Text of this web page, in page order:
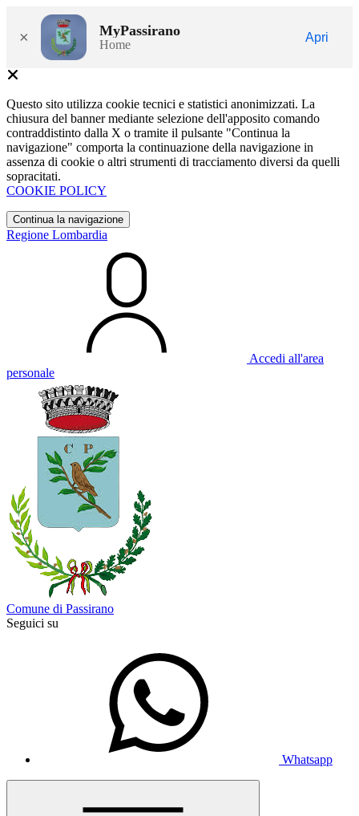
× MyPassirano
Home
Apri
Questo sito utilizza cookie tecnici e statistici anonimizzati. La
chiusura del banner mediante selezione dell'apposito comando
contraddistinto dalla X o tramite il pulsante "Continua la
navigazione" comporta la continuazione della navigazione in
assenza di cookie o altri strumenti di tracciamento diversi da quelli
sopracitati.
COOKIE POLICY
Continua la navigazione
Regione Lombardia
Accedi all'area
personale
Comune di Passirano
Seguici su
Whatsapp